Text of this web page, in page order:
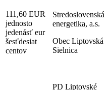
111,60 EUR
jednosto
jedenásť eur
šesťdesiat
centov
Stredoslovenská
energetika, a.s.
Obec Liptovská
Sielnica
PD Liptovské